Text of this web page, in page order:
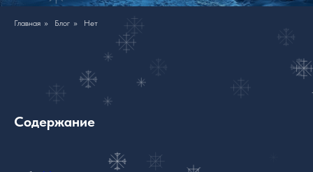
Главная » Блог » Нет
Содержание